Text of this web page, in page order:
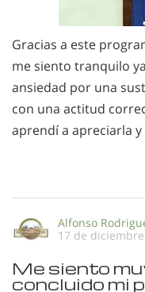
Gracias a este
me siento tranquilo
ansiedad por una
con una actitud
aprendí a apreciarla
Alfonso
17 de
Me siento
concluido mi